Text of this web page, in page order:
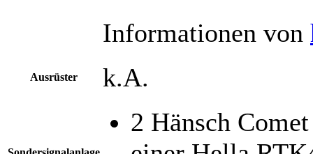
Informationen von
Ausrüster k.A.
2 Hänsch